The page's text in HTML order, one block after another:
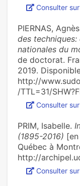
Consulter
PIERNAS,
des
nationales du
de doctorat.
2019.
http://
/TTL=31/
Consulter
PRIM, Isabelle.
(1895-2016)
Québec à
http://
Consulter